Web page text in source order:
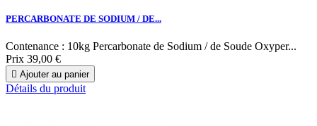
PERCARBONATE DE SODIUM / DE...
Contenance : 10kg Percarbonate de Sodium / de Soude Oxyper...
Prix 39,00 €
 Ajouter au panier
Détails du produit